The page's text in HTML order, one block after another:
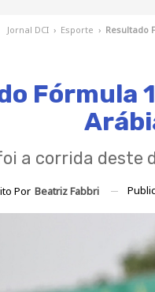
Jornal DCI › Esporte › Resultado
Fórmula
a corrida deste
Por Beatriz Fabbri